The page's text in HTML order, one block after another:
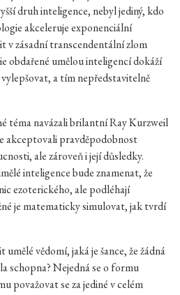
druh inteligence, nebyl jediný, kdo
akceleruje exponenciální
v zásadní transcendentální zlom
obdařené umělou inteligencí dokáží
a tím nepředstavitelně
téma navázali brilantní Ray Kurzweil
akceptovali pravděpodobnost
ale zároveň i její důsledky.
inteligence bude znamenat, že
ezoterického, ale podléhají
je matematicky simulovat, jak tvrdí
vědomí, jaká je šance, že žádná
schopna? Nejedná se o formu
považovat se za jediné v celém